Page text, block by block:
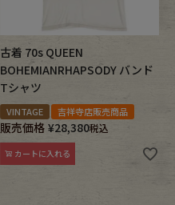
古着 70s QUEEN
BOHEMIANRHAPSODY バンド
Tシャツ
VINTAGE 吉祥寺店販売商品
販売価格 ¥28,380税込
カートに入れる